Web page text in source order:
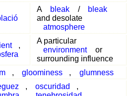
A bleak /
bleak
and desolate
atmosphere
,
A particular
environment
or
surrounding influence
, gloominess , glumness
, oscuridad
,